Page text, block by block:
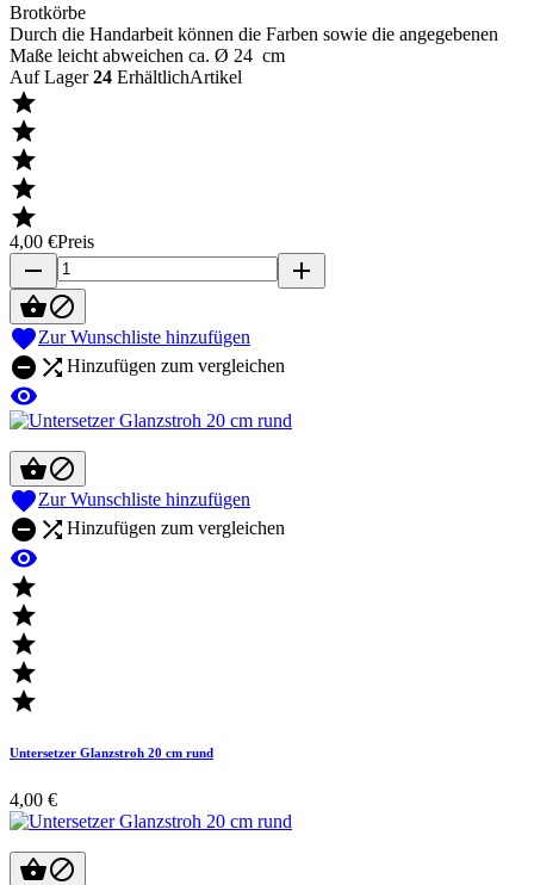
Brotkörbe
Durch die Handarbeit können die Farben sowie die angegebenen
Maße leicht abweichen ca. Ø 24 cm
Auf Lager24 ErhältlichArtikel





4,00 €Preis
remove
add

Zur Wunschliste hinzufügen
  Hinzufügen zum vergleichen


Zur Wunschliste hinzufügen
  Hinzufügen zum vergleichen






Untersetzer Glanzstroh 20 cm rund
4,00 €
